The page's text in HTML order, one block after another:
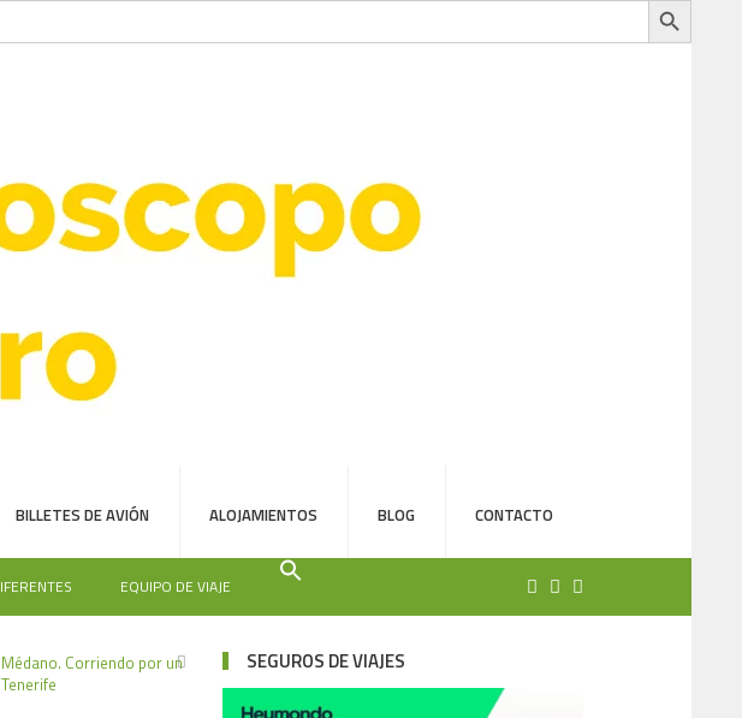
BILLETES DE AVIÓN ALOJAMIENTOS BLOG CONTACTO
EQUIPO DE VIAJE
Corriendo por un
SEGUROS DE VIAJES